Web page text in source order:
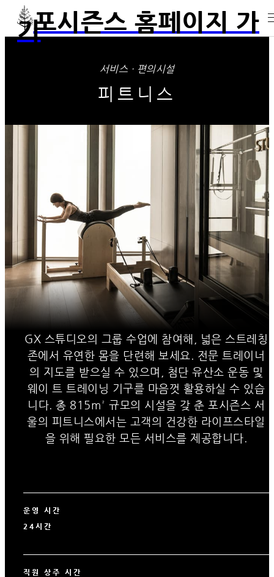
포시즌스 홈페이지 가
기
서비스 · 편의시설
피트니스
GX 스튜디오의 그룹 수업에 참여해, 넓은 스트레칭
존에서 유연한 몸을 단련해 보세요. 전문 트레이너
의 지도를 받으실 수 있으며, 첨단 유산소 운동 및
웨이 트 트레이닝 기구를 마음껏 활용하실 수 있습
니다. 총 815m² 규모의 시설을 갖 춘 포시즌스 서
울의 피트니스에서는 고객의 건강한 라이프스타일
을 위해 필요한 모든 서비스를 제공합니다.
운영 시간
24시간
직원 상주 시간